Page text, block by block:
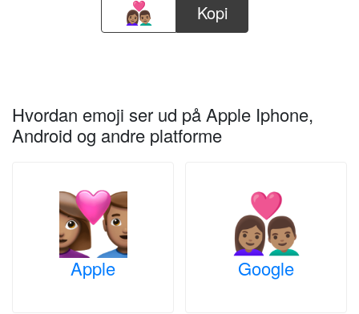
Kopi
Hvordan emoji ser ud på Apple Iphone,
Android og andre platforme
Apple Google